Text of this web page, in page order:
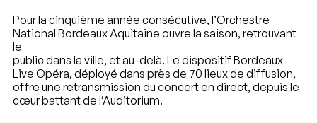
Pour la cinquième année consécutive, l’Orchestre
National Bordeaux Aquitaine ouvre la saison, retrouvant
le
public dans la ville, et au-delà. Le dispositif Bordeaux
Live Opéra, déployé dans près de 70 lieux de diffusion,
offre une retransmission du concert en direct, depuis le
cœur battant de l’Auditorium.